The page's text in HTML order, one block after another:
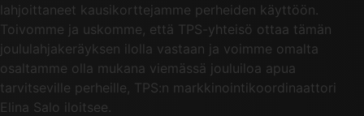
lahjoittaneet kausikorttejamme perheiden käyttöön.
Toivomme ja uskomme, että TPS-yhteisö ottaa tämän
joululahjakeräyksen ilolla vastaan ja voimme omalta
osaltamme olla mukana viemässä jouluiloa apua
tarvitseville perheille, TPS:n markkinointikoordinaattori
Elina Salo iloitsee.